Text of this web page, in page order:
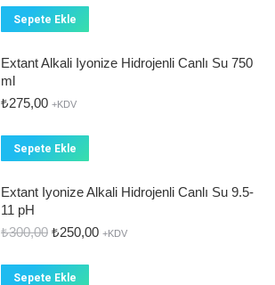
Sepete Ekle
Extant Alkali Iyonize Hidrojenli Canlı Su 750
ml
₺275,00 +KDV
Sepete Ekle
Extant Iyonize Alkali Hidrojenli Canlı Su 9.5-
11 pH
₺300,00 Orijinal
₺300,00.
₺250,00Şu
+KDV
Sepete Ekle